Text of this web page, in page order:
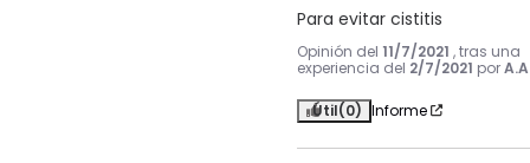
Para evitar cistitis
Opinión del 11/7/2021 , tras una
experiencia del 2/7/2021 por
Útil(0) Informe